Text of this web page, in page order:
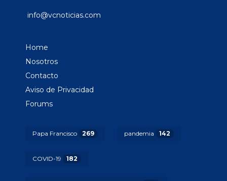
info@vcnoticias.com
Home
Nosotros
Contacto
Aviso de Privacidad
Forums
Papa Francisco 269 pandemia 142
COVID-19 182